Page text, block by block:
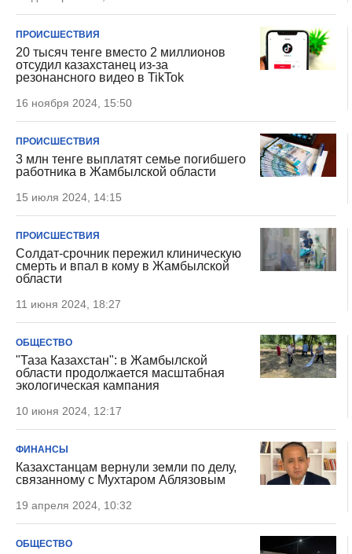
ПРОИСШЕСТВИЯ
20 тысяч тенге вместо 2 миллионов
отсудил казахстанец из-за
резонансного видео в TikTok
16 ноября 2024, 15:50
ПРОИСШЕСТВИЯ
3 млн тенге выплатят семье погибшего
работника в Жамбылской области
15 июля 2024, 14:15
ПРОИСШЕСТВИЯ
Солдат-срочник пережил клиническую
смерть и впал в кому в Жамбылской
области
11 июня 2024, 18:27
ОБЩЕСТВО
"Таза Казахстан": в Жамбылской
области продолжается масштабная
экологическая кампания
10 июня 2024, 12:17
ФИНАНСЫ
Казахстанцам вернули земли по делу,
связанному с Мухтаром Аблязовым
19 апреля 2024, 10:32
ОБЩЕСТВО